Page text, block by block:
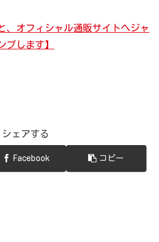
、オフィシャル通販サイトへジャ
プします】
シェアする
Facebook コピー